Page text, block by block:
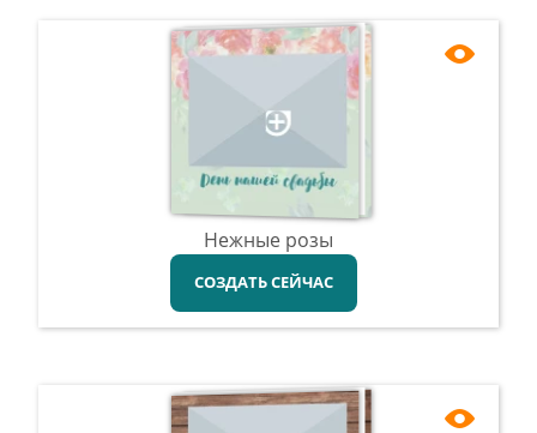
Нежные розы
СОЗДАТЬ СЕЙЧАС